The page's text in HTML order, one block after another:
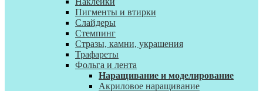
Пигменты и втирки
Слайдеры
Стемпинг
Стразы, камни, украшения
Трафареты
Фольга и лента
Наращивание и моделирование
Акриловое наращивание